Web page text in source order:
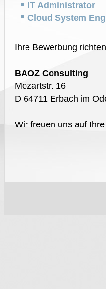
IT Administrator
Cloud System
Ihre Bewerbung
BAOZ Consulting
Mozartstr. 16
D 64711 Erbach im
Wir freuen uns auf